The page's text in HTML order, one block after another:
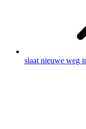
slaat nieuwe weg